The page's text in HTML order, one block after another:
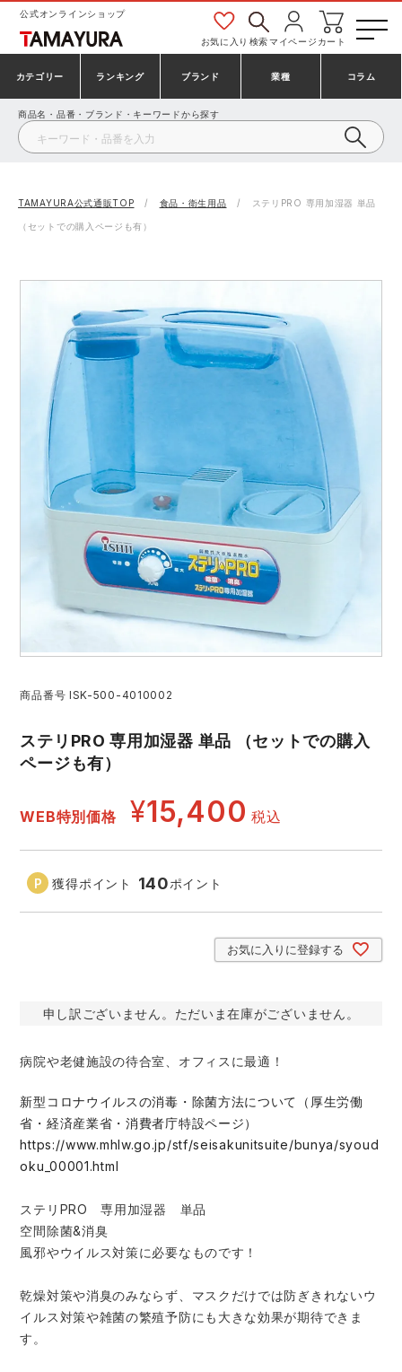
公式オンラインショップ
お気に入り 検索マイページ カート
カテゴリー
安全靴・作業靴
事務服・オフィスウェア
防寒着
作業用手袋
アウトドア・スポーツ
ワークスーツ
コンプレッションウェア
安全保護具
レインウェア・カッパ
作業用小物・アクセサリー
ファン付き作業着・空調服
電熱ウェア・ヒートウェア
刺繍・プリント加工対象商品
ランキング
安全靴ランキング
安全靴スニーカーランキング
アシックス安全靴ランキング
ミズノ安全靴ランキング
作業着ランキング
アウトドアウェアランキング
つなぎランキング
空調服ランキング
コンプレッションウェアランキング
作業用手袋ランキング
TSDESIGN ランキング
アイトス ランキング
ジーベック ランキング
ネーム刺繍・プリント加工対象商品
作業着
ファン付きウェア
防寒
カジュアル
ブランド
アシックス
プーマ コンバース（CONVERSE）
TSDESIGN
アイトス株式会社
コーコス
クロダルマ 桑和
クレヒフク
おたふく手袋 マック
ボンマックス
GDジャパン カーシーカシマ
ムービンカット
タカヤ商事
エアークラフト 自重堂
サーヴォ セロリー 大阪支店
アタックベース サンエス
中塚被服
スターライト工業
福山ゴム工業 ビッグボーン商事株式会社
業種
建設・建築作業服
製造・工場作業服
農作業服
電気・設備作業服
配達・営業作業服
自動車整備士作業服
DIY・日曜大工作業服
清掃・ビルメンテ作業服
コラム
商品名・品番・ブランド・キーワードから探す
TAMAYURA公式通販TOP 食品・衛生用品 ステリPRO 専用加湿器 単品
（セットでの購入ページも有）
商品番号 ISK-500-4010002
ステリPRO 専用加湿器 単品 （セットでの購入
ページも有）
WEB特別価格 ¥15,400 税込
獲得ポイント 140ポイント
お気に入りに登録する
申し訳ございません。ただいま在庫がございません。
病院や老健施設の待合室、オフィスに最適！
新型コロナウイルスの消毒・除菌方法について（厚生労働
省・経済産業省・消費者庁特設ページ）
https://www.mhlw.go.jp/stf/seisakunitsuite/bunya/syoud
oku_00001.html
ステリPRO 専用加湿器 単品
空間除菌&消臭
風邪やウイルス対策に必要なものです！
乾燥対策や消臭のみならず、マスクだけでは防ぎきれないウ
イルス対策や雑菌の繁殖予防にも大きな効果が期待できま
す。